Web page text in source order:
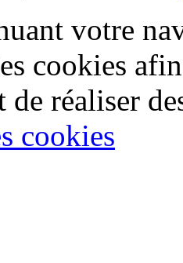
votre
cookies
réaliser
cookies